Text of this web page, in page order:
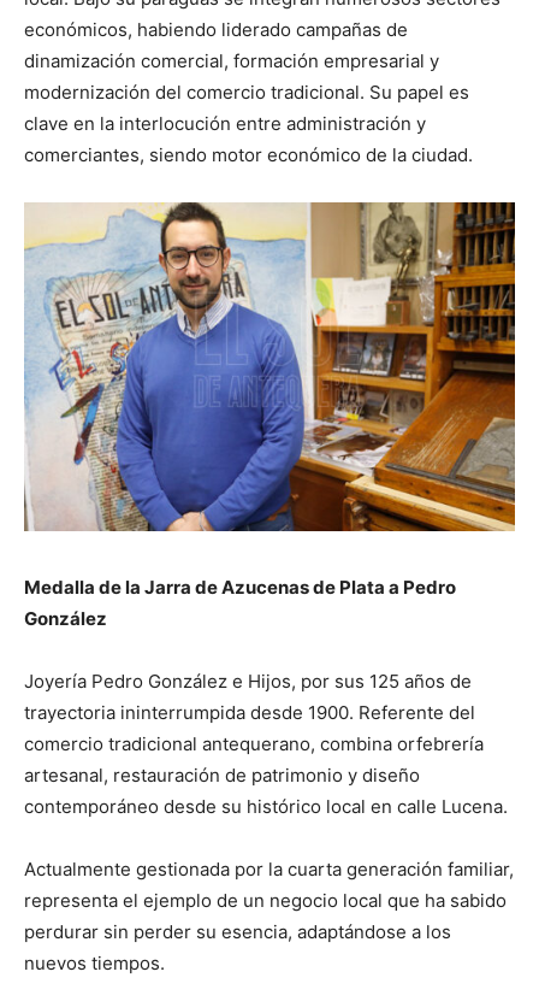
económicos, habiendo liderado campañas de
dinamización comercial, formación empresarial y
modernización del comercio tradicional. Su papel es
clave en la interlocución entre administración y
comerciantes, siendo motor económico de la ciudad.
Medalla de la Jarra de Azucenas de Plata a Pedro
González
Joyería Pedro González e Hijos, por sus 125 años de
trayectoria ininterrumpida desde 1900. Referente del
comercio tradicional antequerano, combina orfebrería
artesanal, restauración de patrimonio y diseño
contemporáneo desde su histórico local en calle Lucena.
Actualmente gestionada por la cuarta generación familiar,
representa el ejemplo de un negocio local que ha sabido
perdurar sin perder su esencia, adaptándose a los
nuevos tiempos.